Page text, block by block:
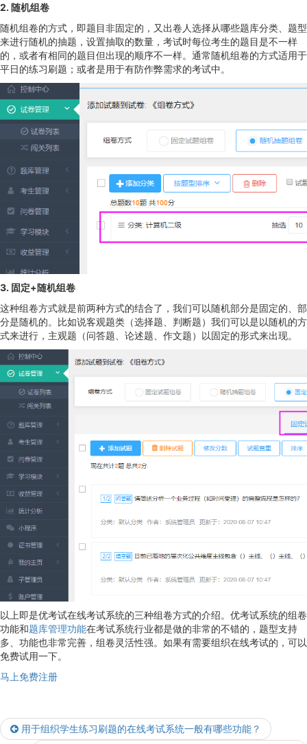
2. 随机组卷
随机组卷的方式，即题目非固定的，又出卷人选择从哪些题库分类、题型
来进行随机的抽题，设置抽取的数量，考试时每位考生的题目是不一样
的，或者有相同的题目但出现的顺序不一样。通常随机组卷的方式适用于
平日的练习刷题；或者是用于有防作弊需求的考试中。
3. 固定+随机组卷
这种组卷方式就是前两种方式的结合了，我们可以随机部分是固定的、部
分是随机的。比如说客观题类（选择题、判断题）我们可以是以随机的方
式来进行，主观题（问答题、论述题、作文题）以固定的形式来出现。
以上即是优考试在线考试系统的三种组卷方式的介绍。优考试系统的组卷
功能和题库管理功能在考试系统行业都是做的非常的不错的，题型支持
多、功能也非常完善，组卷灵活性强。如果有需要组织在线考试的，可以
免费试用一下。
马上免费注册
用于组织学生练习刷题的在线考试系统一般有哪些功能？